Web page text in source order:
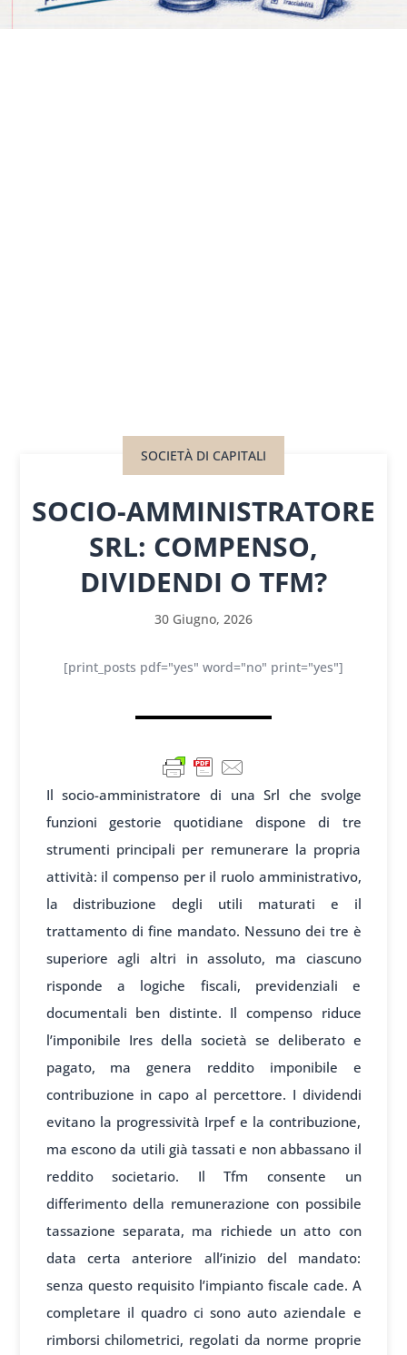
SOCIETÀ DI CAPITALI
SOCIO-AMMINISTRATORE
SRL: COMPENSO,
DIVIDENDI O TFM?
30 Giugno, 2026
[print_posts pdf="yes" word="no" print="yes"]
Il socio-amministratore di una Srl che svolge
funzioni gestorie quotidiane dispone di tre
strumenti principali per remunerare la propria
attività: il compenso per il ruolo amministrativo,
la distribuzione degli utili maturati e il
trattamento di fine mandato. Nessuno dei tre è
superiore agli altri in assoluto, ma ciascuno
risponde a logiche fiscali, previdenziali e
documentali ben distinte. Il compenso riduce
l’imponibile Ires della società se deliberato e
pagato, ma genera reddito imponibile e
contribuzione in capo al percettore. I dividendi
evitano la progressività Irpef e la contribuzione,
ma escono da utili già tassati e non abbassano il
reddito societario. Il Tfm consente un
differimento della remunerazione con possibile
tassazione separata, ma richiede un atto con
data certa anteriore all’inizio del mandato:
senza questo requisito l’impianto fiscale cade. A
completare il quadro ci sono auto aziendale e
rimborsi chilometrici, regolati da norme proprie